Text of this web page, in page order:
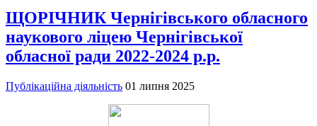
ЩОРІЧНИК Чернігівського обласного
наукового ліцею Чернігівської
обласної ради 2022-2024 р.р.
Публікаційна діяльність 01 липня 2025